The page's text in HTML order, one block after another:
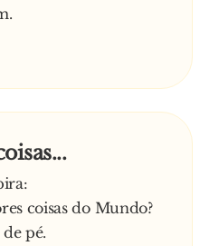
coisas do Mundo?
pé.